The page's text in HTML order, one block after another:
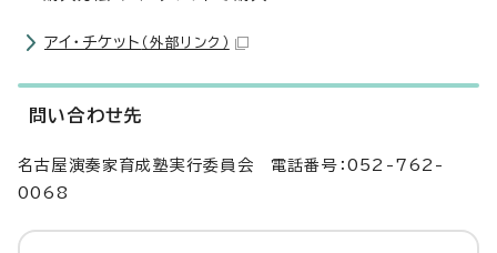
アイ・チケット （外部リンク）
問い合わせ先
名古屋演奏家育成塾実行委員会 電話番号：052-762-
0068